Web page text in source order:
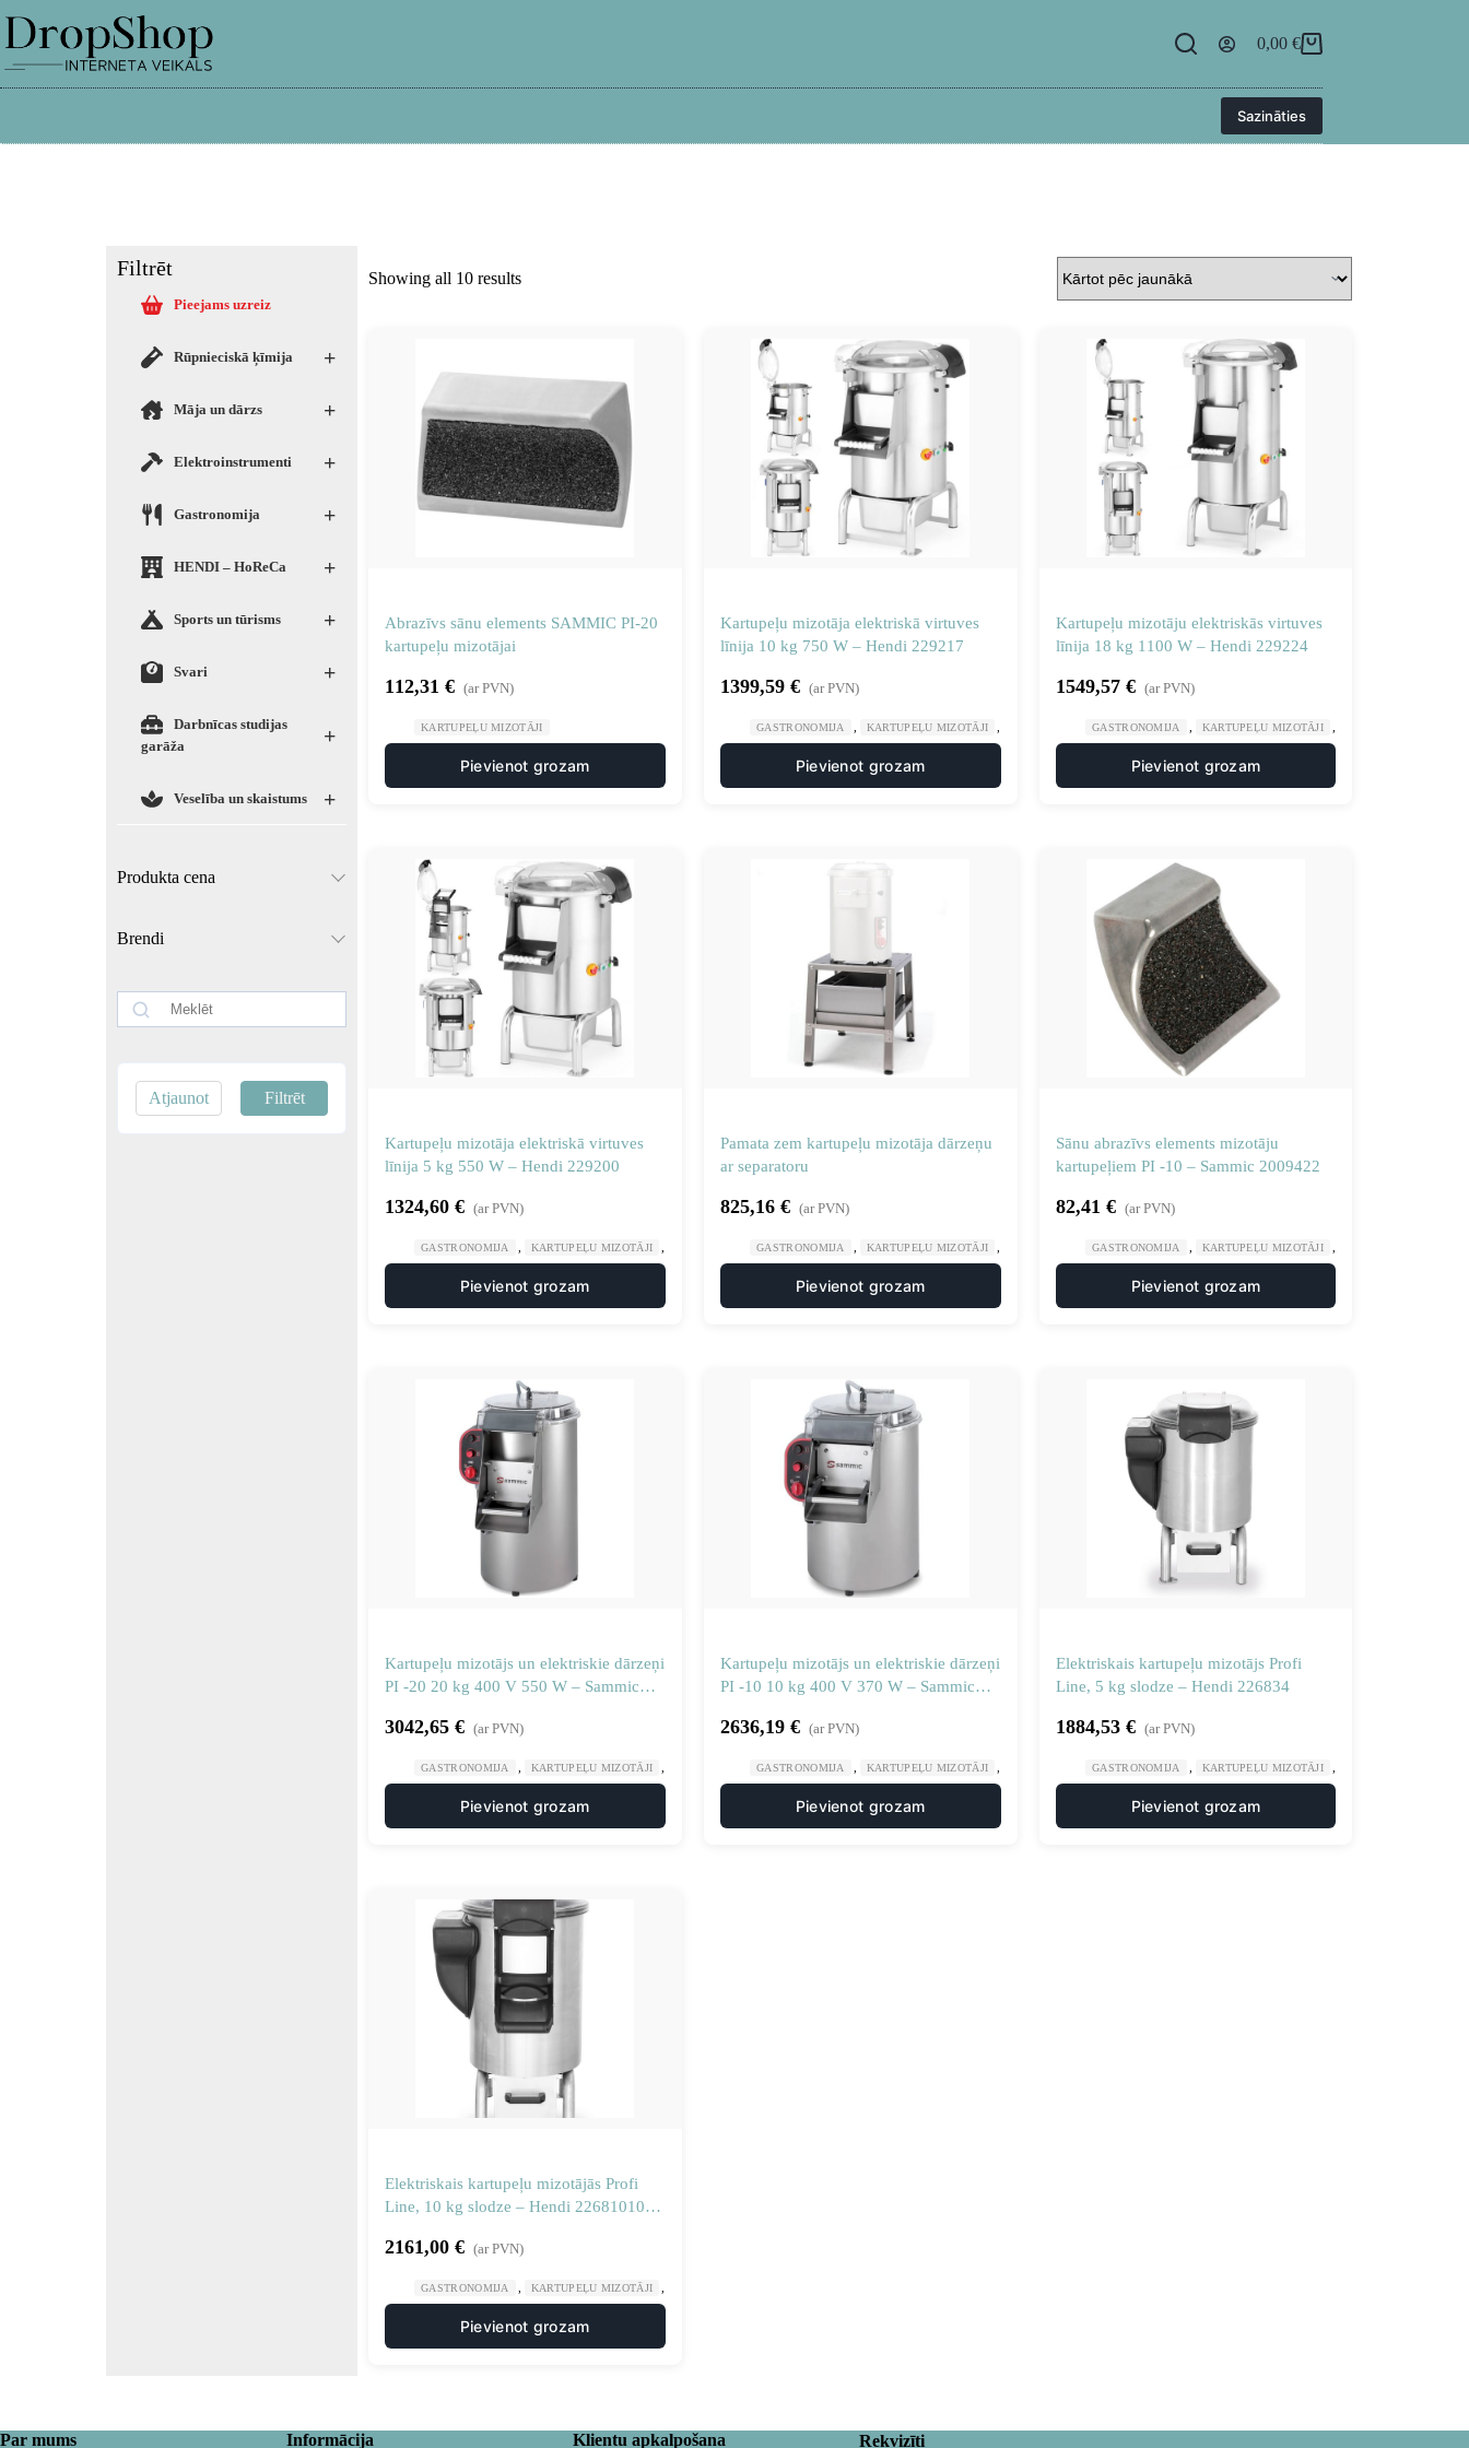
0,00 €
Sazināties
Filtrēt
Pieejams uzreiz
+
Rūpnieciskā ķīmija
+
Māja un dārzs
+
Elektroinstrumenti
+
Gastronomija
+
HENDI – HoReCa
+
Sports un tūrisms
+
Svari
+
Darbnīcas studijas
garāža
+
Veselība un skaistums
Produkta cena
Brendi
Filtrēt
Atjaunot
Showing all 10 results
Abrazīvs sānu elements SAMMIC PI-20
kartupeļu mizotājai
112,31 € (ar PVN)
KARTUPEĻU MIZOTĀJI
Pievienot grozam
Kartupeļu mizotāja elektriskā virtuves
līnija 10 kg 750 W – Hendi 229217
1399,59 € (ar PVN)
GASTRONOMIJA KARTUPEĻU MIZOTĀJI MANUĀLA UN MEHĀNISKA APSTRĀDE , VIRTUVE
Pievienot grozam
Kartupeļu mizotāju elektriskās virtuves
līnija 18 kg 1100 W – Hendi 229224
1549,57 € (ar PVN)
GASTRONOMIJA KARTUPEĻU MIZOTĀJI
Pievienot grozam
Kartupeļu mizotāja elektriskā virtuves
līnija 5 kg 550 W – Hendi 229200
1324,60 € (ar PVN)
GASTRONOMIJA KARTUPEĻU MIZOTĀJI MANUĀLA UN MEHĀNISKA APSTRĀDE , VIRTUVE
Pievienot grozam
Pamata zem kartupeļu mizotāja dārzeņu
ar separatoru
825,16 € (ar PVN)
GASTRONOMIJA KARTUPEĻU MIZOTĀJI MANUĀLA UN MEHĀNISKA APSTRĀDE , VIRTUVE
Pievienot grozam
Sānu abrazīvs elements mizotāju
kartupeļiem PI -10 – Sammic 2009422
82,41 € (ar PVN)
GASTRONOMIJA KARTUPEĻU MIZOTĀJI
Pievienot grozam
Kartupeļu mizotājs un elektriskie dārzeņi
PI -20 20 kg 400 V 550 W – Sammic
3042,65 € (ar PVN)
GASTRONOMIJA KARTUPEĻU MIZOTĀJI MANUĀLA UN MEHĀNISKA APSTRĀDE , VIRTUVE
Pievienot grozam
Kartupeļu mizotājs un elektriskie dārzeņi
PI -10 10 kg 400 V 370 W – Sammic
2636,19 € (ar PVN)
GASTRONOMIJA KARTUPEĻU MIZOTĀJI MANUĀLA UN MEHĀNISKA APSTRĀDE , VIRTUVE
Pievienot grozam
Elektriskais kartupeļu mizotājs Profi
Line, 5 kg slodze – Hendi 226834
1884,53 € (ar PVN)
GASTRONOMIJA KARTUPEĻU MIZOTĀJI
Pievienot grozam
Elektriskais kartupeļu mizotājās Profi
Line, 10 kg slodze – Hendi 22681010kg
2161,00 € (ar PVN)
GASTRONOMIJA KARTUPEĻU MIZOTĀJI
Pievienot grozam
Par mums Informācija Klientu apkalpošana Rekvizīti